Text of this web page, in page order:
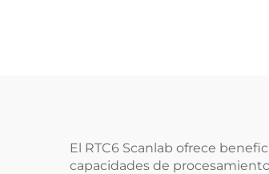
El RTC6 Scanlab ofrece
capacidades de